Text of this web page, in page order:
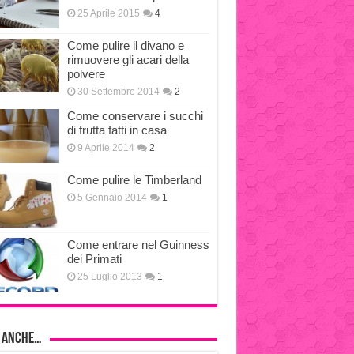
25 Aprile 2015 4
Come pulire il divano e
rimuovere gli acari della
polvere
30 Settembre 2014 2
Come conservare i succhi
di frutta fatti in casa
9 Aprile 2014 2
Come pulire le Timberland
5 Gennaio 2014 1
Come entrare nel Guinness
dei Primati
25 Luglio 2013 1
anche…